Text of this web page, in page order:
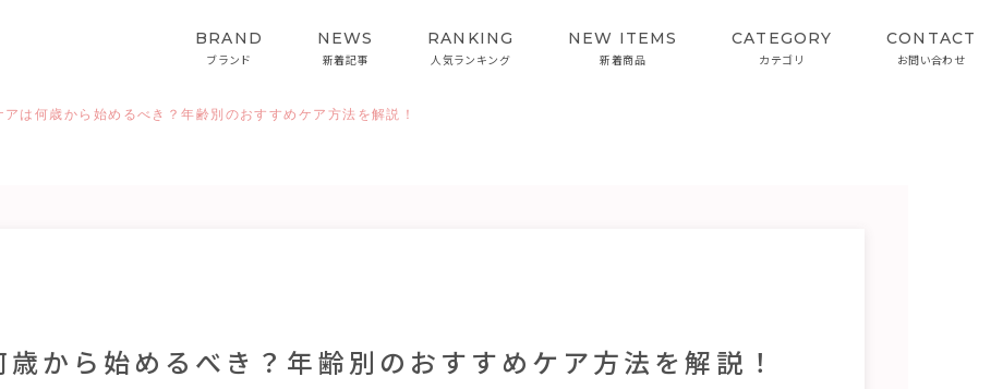
BRAND
ブランド
NEWS
新着記事
RANKING
人気ランキング
NEW ITEMS
新着商品
CATEGORY
カテゴリ
CONTACT
お問い合わせ
アは何歳から始めるべき？年齢別のおすすめケア方法を解説！
から始めるべき？年齢別のおすすめケア方法を解説！